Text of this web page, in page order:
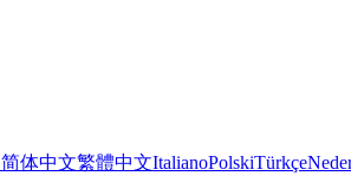
简体中文繁體中文ItalianoPolskiTürkçe